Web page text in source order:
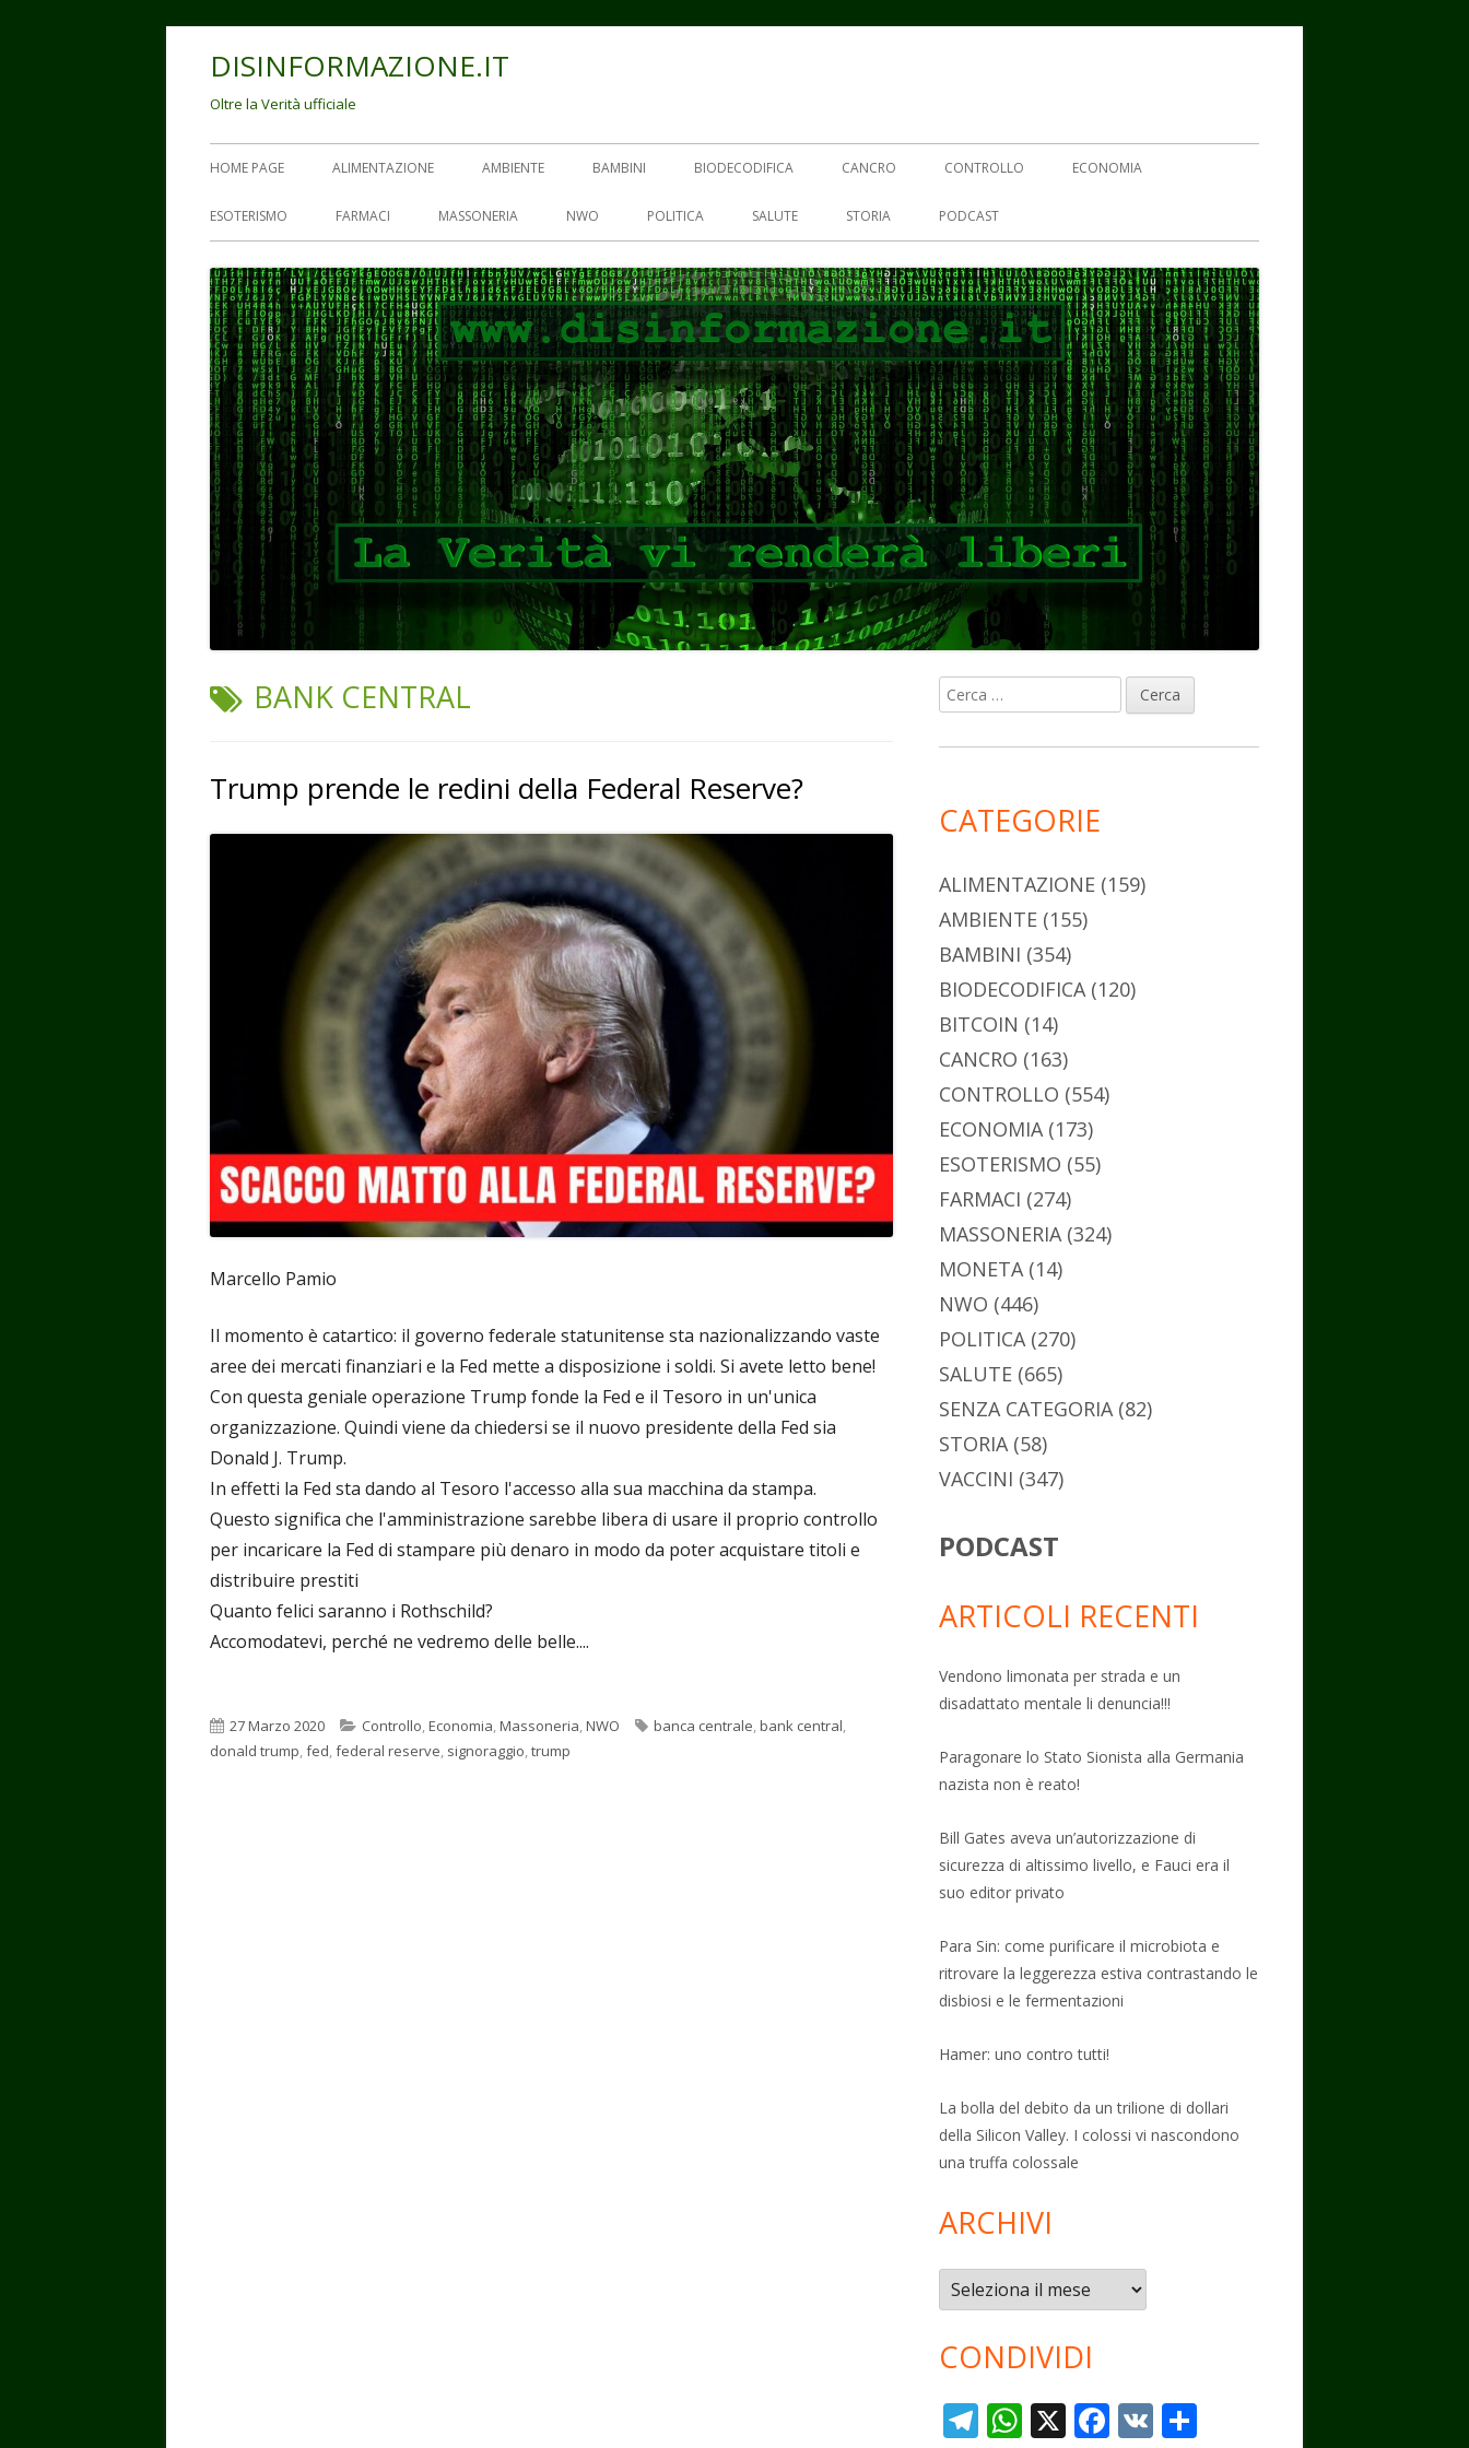
DISINFORMAZIONE.IT
Oltre la Verità ufficiale
Menu
principale
HOME PAGE ALIMENTAZIONE AMBIENTE BAMBINI BIODECODIFICA CANCRO CONTROLLO ECONOMIA
ESOTERISMO FARMACI MASSONERIA NWO POLITICA SALUTE STORIA PODCAST
TAG:
BANK CENTRAL
Trump prende le redini della Federal Reserve?
Marcello Pamio
Il momento è catartico: il governo federale statunitense sta nazionalizzando vaste
aree dei mercati finanziari e la Fed mette a disposizione i soldi. Si avete letto bene!
Con questa geniale operazione Trump fonde la Fed e il Tesoro in un'unica
organizzazione. Quindi viene da chiedersi se il nuovo presidente della Fed sia
Donald J. Trump.
In effetti la Fed sta dando al Tesoro l'accesso alla sua macchina da stampa.
Questo significa che l'amministrazione sarebbe libera di usare il proprio controllo
per incaricare la Fed di stampare più denaro in modo da poter acquistare titoli e
distribuire prestiti
Quanto felici saranno i Rothschild?
Accomodatevi, perché ne vedremo delle belle....
Pubblicato
27 Marzo 2020 Categorie
Controllo,Economia,Massoneria,NWO Tag
banca centrale,bank central,
donald trump,fed,federal reserve, signoraggio,trump
Barra
laterale
Ricerca
per:
CATEGORIE
ALIMENTAZIONE (159)
AMBIENTE (155)
BAMBINI (354)
BIODECODIFICA(120)
BITCOIN (14)
CANCRO (163)
CONTROLLO (554)
ECONOMIA(173)
ESOTERISMO (55)
FARMACI (274)
MASSONERIA(324)
MONETA(14)
NWO (446)
POLITICA(270)
SALUTE (665)
SENZA CATEGORIA(82)
STORIA(58)
VACCINI (347)
PODCAST
ARTICOLI RECENTI
Vendono limonata per strada e un
disadattato mentale li denuncia!!!
Paragonare lo Stato Sionista alla Germania
nazista non è reato!
Bill Gates aveva un’autorizzazione di
sicurezza di altissimo livello, e Fauci era il
suo editor privato
Para Sin: come purificare il microbiota e
ritrovare la leggerezza estiva contrastando le
disbiosi e le fermentazioni
Hamer: uno contro tutti!
La bolla del debito da un trilione di dollari
della Silicon Valley. I colossi vi nascondono
una truffa colossale
ARCHIVI
Archivi
CONDIVIDI
T W X F V